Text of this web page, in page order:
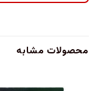
محصولات مشابه